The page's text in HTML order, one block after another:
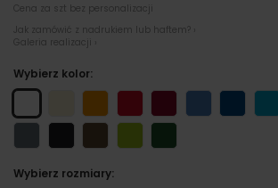
Cena za szt bez personalizacji
Jak zamówić z nadrukiem lub haftem? ›
Galeria realizacji ›
Wybierz kolor:
Wybierz rozmiary: